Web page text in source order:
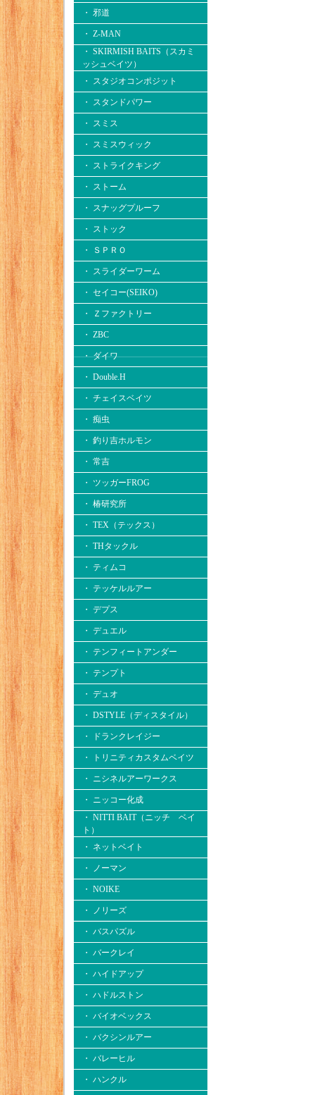
・ 邪道
・ Z-MAN
・ SKIRMISH BAITS（スカミ
ッシュベイツ）
・ スタジオコンポジット
・ スタンドパワー
・ スミス
・ スミスウィック
・ ストライクキング
・ ストーム
・ スナッグプルーフ
・ ストック
・ ＳＰＲＯ
・ スライダーワーム
・ セイコー(SEIKO)
・ Ｚファクトリー
・ ZBC
・ ダイワ
・ Double.H
・ チェイスベイツ
・ 痴虫
・ 釣り吉ホルモン
・ 常吉
・ ツッガーFROG
・ 椿研究所
・ TEX（テックス）
・ THタックル
・ ティムコ
・ テッケルルアー
・ デプス
・ デュエル
・ テンフィートアンダー
・ テンプト
・ デュオ
・ DSTYLE（ディスタイル）
・ ドランクレイジー
・ トリニティカスタムベイツ
・ ニシネルアーワークス
・ ニッコー化成
・ NITTI BAIT（ニッチ ベイ
ト）
・ ネットベイト
・ ノーマン
・ NOIKE
・ ノリーズ
・ バスパズル
・ バークレイ
・ ハイドアップ
・ ハドルストン
・ バイオベックス
・ バクシンルアー
・ バレーヒル
・ ハンクル